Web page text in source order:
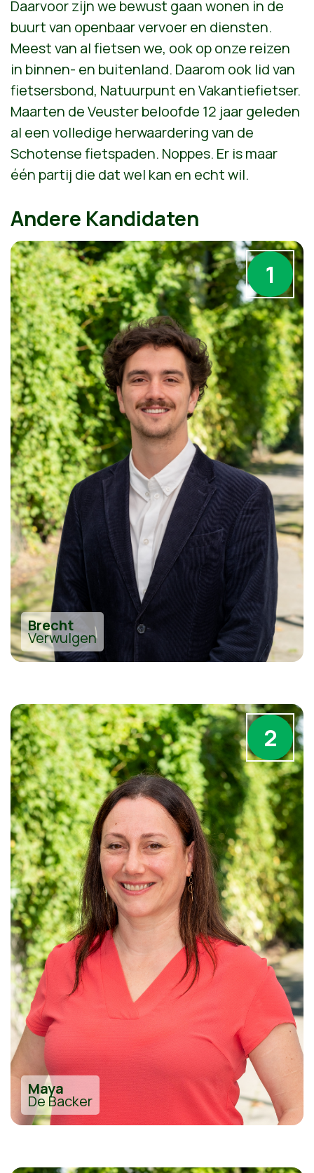
Daarvoor zijn we bewust gaan wonen in de
buurt van openbaar vervoer en diensten.
Meest van al fietsen we, ook op onze reizen
in binnen- en buitenland. Daarom ook lid van
fietsersbond, Natuurpunt en Vakantiefietser.
Maarten de Veuster beloofde 12 jaar geleden
al een volledige herwaardering van de
Schotense fietspaden. Noppes. Er is maar
één partij die dat wel kan en echt wil.
Andere Kandidaten
1
Brecht
Verwulgen
2
Maya
De Backer